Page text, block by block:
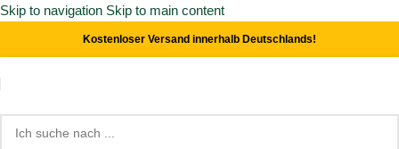
Skip to navigation Skip to main content
Kostenloser Versand innerhalb Deutschlands!